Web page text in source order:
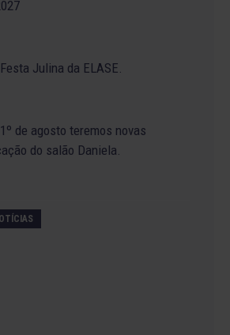
Julina da ELASE.
de agosto teremos novas
do salão Daniela.